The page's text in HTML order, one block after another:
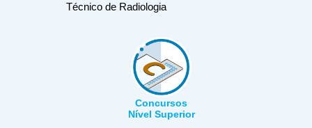
Técnico de Radiologia
Concursos
Nível Superior